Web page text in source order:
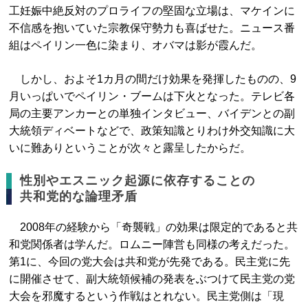
工妊娠中絶反対のプロライフの堅固な立場は、マケインに
不信感を抱いていた宗教保守勢力も喜ばせた。ニュース番
組はペイリン一色に染まり、オバマは影が霞んだ。
しかし、およそ1カ月の間だけ効果を発揮したものの、9
月いっぱいでペイリン・ブームは下火となった。テレビ各
局の主要アンカーとの単独インタビュー、バイデンとの副
大統領ディベートなどで、政策知識とりわけ外交知識に大
いに難ありということが次々と露呈したからだ。
性別やエスニック起源に依存することの
共和党的な論理矛盾
2008年の経験から「奇襲戦」の効果は限定的であると共
和党関係者は学んだ。ロムニー陣営も同様の考えだった。
第1に、今回の党大会は共和党が先発である。民主党に先
に開催させて、副大統領候補の発表をぶつけて民主党の党
大会を邪魔するという作戦はとれない。民主党側は「現